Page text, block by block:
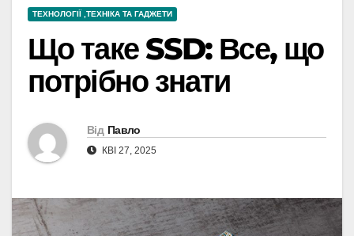
ТЕХНОЛОГІЇ ,ТЕХНІКА ТА ГАДЖЕТИ
Що таке SSD: Все, що
потрібно знати
Від Павло
КВІ 27, 2025